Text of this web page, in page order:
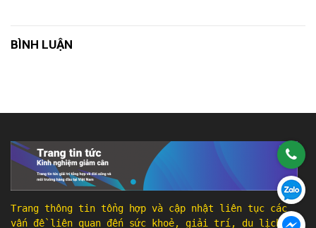
BÌNH LUẬN
Trang thông tin tổng hợp và cập nhật liên tục các
vấn đề liên quan đến sức khoẻ, giải trí, du lịch, ẩm